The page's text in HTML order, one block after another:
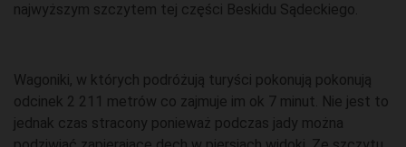
najwyższym szczytem tej części Beskidu Sądeckiego.
Wagoniki, w których podróżują turyści pokonują pokonują
odcinek 2 211 metrów co zajmuje im ok 7 minut. Nie jest to
jednak czas stracony ponieważ podczas jady można